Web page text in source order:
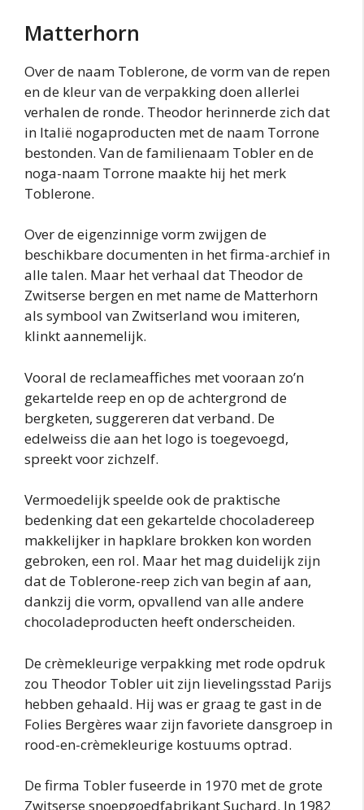
Matterhorn
Over de naam Toblerone, de vorm van de repen
en de kleur van de verpakking doen allerlei
verhalen de ronde. Theodor herinnerde zich dat
in Italië nogaproducten met de naam Torrone
bestonden. Van de familienaam Tobler en de
noga-naam Torrone maakte hij het merk
Toblerone.
Over de eigenzinnige vorm zwijgen de
beschikbare documenten in het firma-archief in
alle talen. Maar het verhaal dat Theodor de
Zwitserse bergen en met name de Matterhorn
als symbool van Zwitserland wou imiteren,
klinkt aannemelijk.
Vooral de reclameaffiches met vooraan zo’n
gekartelde reep en op de achtergrond de
bergketen, suggereren dat verband. De
edelweiss die aan het logo is toegevoegd,
spreekt voor zichzelf.
Vermoedelijk speelde ook de praktische
bedenking dat een gekartelde chocoladereep
makkelijker in hapklare brokken kon worden
gebroken, een rol. Maar het mag duidelijk zijn
dat de Toblerone-reep zich van begin af aan,
dankzij die vorm, opvallend van alle andere
chocoladeproducten heeft onderscheiden.
De crèmekleurige verpakking met rode opdruk
zou Theodor Tobler uit zijn lievelingsstad Parijs
hebben gehaald. Hij was er graag te gast in de
Folies Bergères waar zijn favoriete dansgroep in
rood-en-crèmekleurige kostuums optrad.
De firma Tobler fuseerde in 1970 met de grote
Zwitserse snoepgoedfabrikant Suchard. In 1982